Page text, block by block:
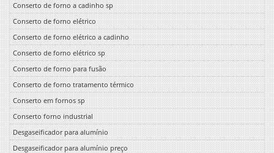
Conserto de forno a cadinho sp
Conserto de forno elétrico
Conserto de forno elétrico a cadinho
Conserto de forno elétrico sp
Conserto de forno para fusão
Conserto de forno tratamento térmico
Conserto em fornos sp
Conserto forno industrial
Desgaseificador para alumínio
Desgaseificador para alumínio preço